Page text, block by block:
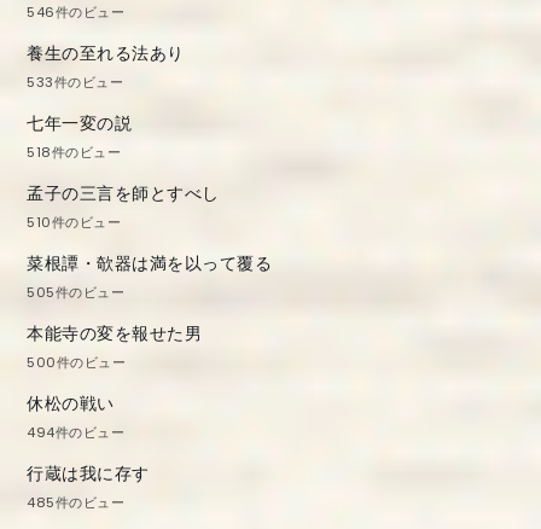
546件のビュー
養生の至れる法あり
533件のビュー
七年一変の説
518件のビュー
孟子の三言を師とすべし
510件のビュー
菜根譚・欹器は満を以って覆る
505件のビュー
本能寺の変を報せた男
500件のビュー
休松の戦い
494件のビュー
行蔵は我に存す
485件のビュー